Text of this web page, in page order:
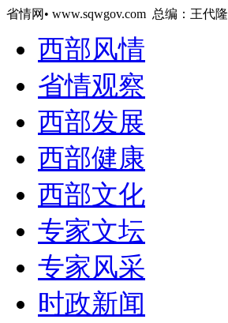
省情网• www.sqwgov.com 总编：王代隆
西部风情
省情观察
西部发展
西部健康
西部文化
专家文坛
专家风采
时政新闻